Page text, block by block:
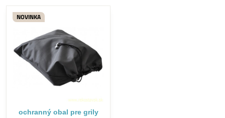
NOVINKA
ochranný obal pre grily